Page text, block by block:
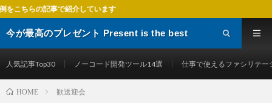
で紹介しています
今が最高のプレゼント Present is the best
人気記事Top30 ノーコード開発ツール14選 仕事で使えるファシリテー
HOME 歓送迎会